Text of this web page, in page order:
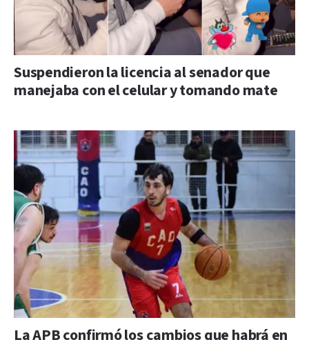
Suspendieron la licencia al senador que
manejaba con el celular y tomando mate
La APB confirmó los cambios que habrá en